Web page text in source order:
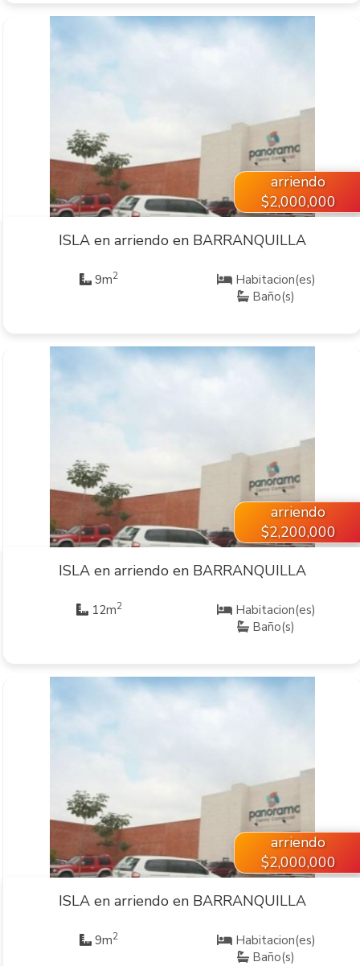
arriendo
$2,000,000
ISLA en arriendo en BARRANQUILLA
9m2
Habitacion(es)
Baño(s)
arriendo
$2,200,000
ISLA en arriendo en BARRANQUILLA
12m2
Habitacion(es)
Baño(s)
arriendo
$2,000,000
ISLA en arriendo en BARRANQUILLA
9m2
Habitacion(es)
Baño(s)